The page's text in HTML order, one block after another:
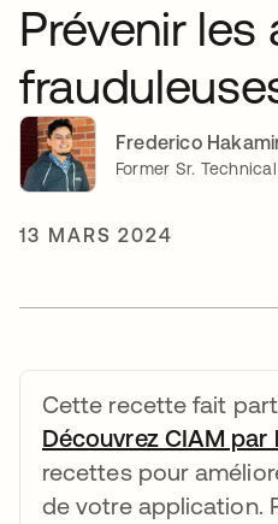
Prévenir les
Frederico
Former Sr.
13 MARS 2024
Cette recette fait
Découvrez CIAM par
recettes pour
de votre application.